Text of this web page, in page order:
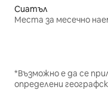
Сиатъл
Места за месечно
*Възможно е да се
определени